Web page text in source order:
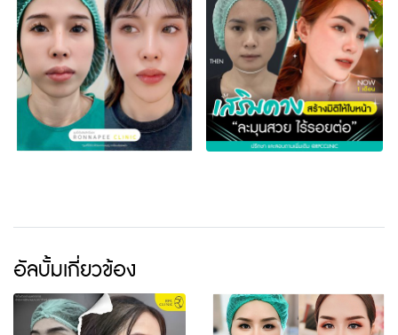
อัลบั้มเกี่ยวข้อง